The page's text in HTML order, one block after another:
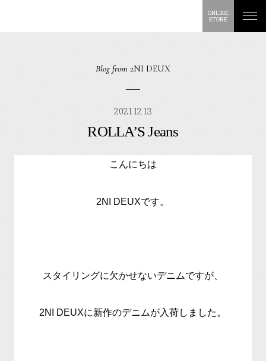
ONLINE
STORE
Blog from 2NI DEUX
2021.12.13
ROLLA’S Jeans
こんにちは
2NI DEUXです。
スタイリングに欠かせないデニムですが、
2NI DEUXに新作のデニムが入荷しました。